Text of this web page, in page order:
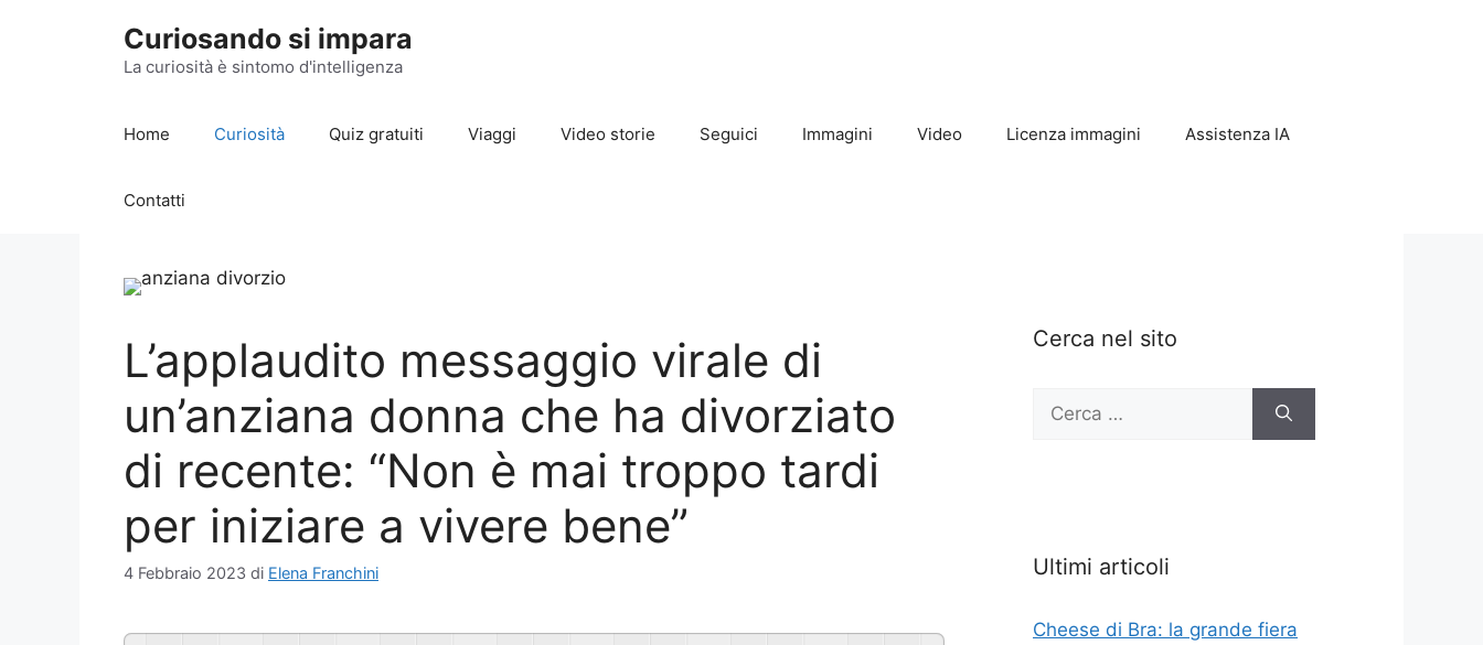
Curiosando si impara
La curiosità è sintomo d'intelligenza
Home Curiosità Quiz gratuiti Viaggi Video storie Seguici Immagini Video Licenza immagini Assistenza IA
Contatti
L’applaudito messaggio virale di
un’anziana donna che ha divorziato
di recente: “Non è mai troppo tardi
per iniziare a vivere bene”
4 Febbraio 2023 di Elena Franchini
Cerca nel sito
Ricerca
Ultimi articoli
Cheese di Bra: la grande fiera